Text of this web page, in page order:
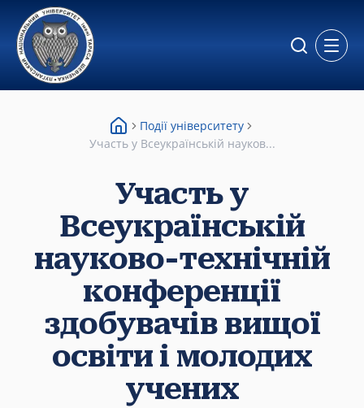
Події університету
Участь у Всеукраїнській науков...
Участь у
Всеукраїнській
науково-технічній
конференції
здобувачів вищої
освіти і молодих
учених